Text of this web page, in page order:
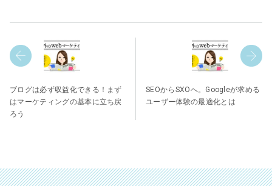
ブログは必ず収益化できる！まず
はマーケティングの基本に立ち戻
ろう
SEOからSXOへ。Googleが求める
ユーザー体験の最適化とは